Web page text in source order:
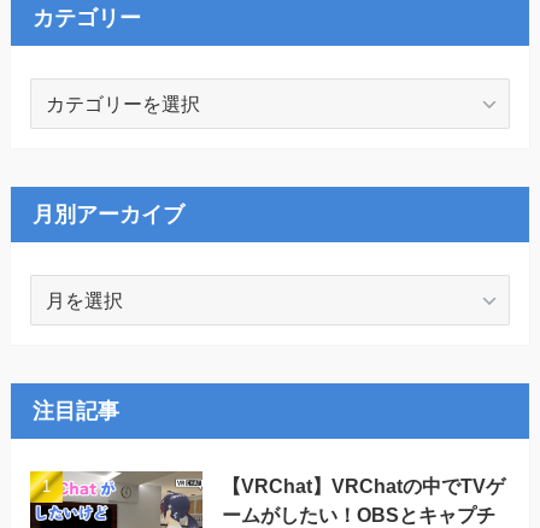
カテゴリー
リ
ー
月別アーカイブ
ー
カ
イ
ブ
注目記事
【VRChat】VRChatの中でTVゲ
ームがしたい！OBSとキャプチ